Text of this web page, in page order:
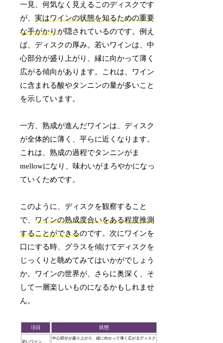
一見、何気なく見えるこのディスクです
が、実はワインの状態を知るための重要
な手がかりが隠されているのです。例え
ば、ディスクの厚み。若いワインは、中
心部分が盛り上がり、縁に向かって薄く
広がる傾向があります。これは、ワイン
に含まれる酸やタンニンの量が多いこと
を示しています。
一方、熟成が進んだワインは、ディスク
が全体的に薄く、平らに近くなります。
これは、熟成の過程でタンニンがま
mellowになり、味わいがまろやかになっ
ていくためです。
このように、ディスクを観察すること
で、ワインの熟成度合いをある程度推測
することができるのです。次にワインを
口にする時、グラスを傾けてディスクを
じっくりと眺めてみてはいかがでしょう
か。ワインの世界が、さらに奥深く、そ
して一層楽しいものになるかもしれませ
ん。
項目 状態
若いワイン
中心部分が盛り上がり、縁に向かって薄く広がるディスク